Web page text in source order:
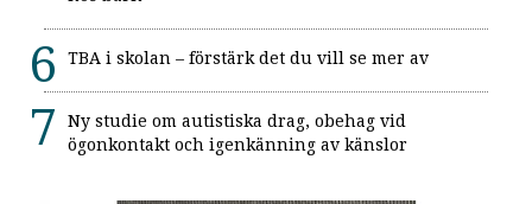
TBA i skolan – förstärk det du vill se mer av
Ny studie om autistiska drag, obehag vid
ögonkontakt och igenkänning av känslor